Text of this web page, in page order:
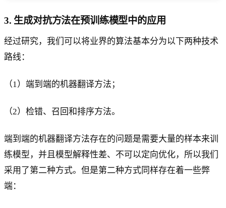
3. 生成对抗方法在预训练模型中的应用
经过研究，我们可以将业界的算法基本分为以下两种技术
路线：
（1）端到端的机器翻译方法；
（2）检错、召回和排序方法。
端到端的机器翻译方法存在的问题是需要大量的样本来训
练模型，并且模型解释性差、不可以定向优化，所以我们
采用了第二种方式。但是第二种方式同样存在着一些弊
端：